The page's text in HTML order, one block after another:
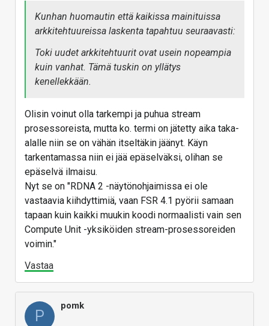
Kunhan huomautin että kaikissa mainituissa
arkkitehtuureissa laskenta tapahtuu seuraavasti:
Toki uudet arkkitehtuurit ovat usein nopeampia
kuin vanhat. Tämä tuskin on yllätys
kenellekkään.
Olisin voinut olla tarkempi ja puhua stream
prosessoreista, mutta ko. termi on jätetty aika taka-
alalle niin se on vähän itseltäkin jäänyt. Käyn
tarkentamassa niin ei jää epäselväksi, olihan se
epäselvä ilmaisu.
Nyt se on "RDNA 2 -näytönohjaimissa ei ole
vastaavia kiihdyttimiä, vaan FSR 4.1 pyörii samaan
tapaan kuin kaikki muukin koodi normaalisti vain sen
Compute Unit -yksiköiden stream-prosessoreiden
voimin."
Vastaa
P
pomk